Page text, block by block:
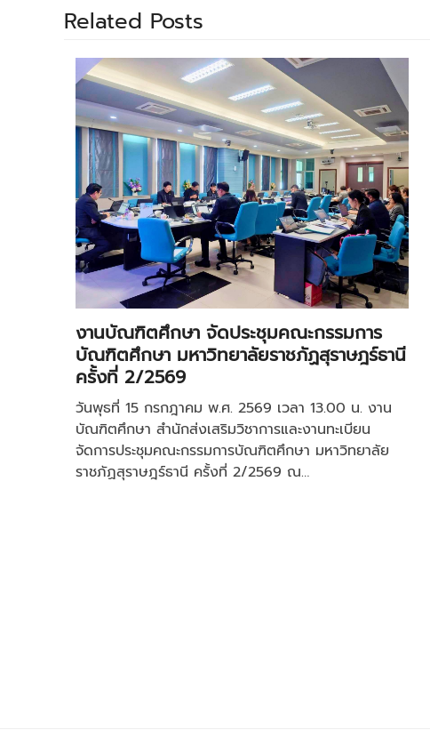
Related Posts
งานบัณฑิตศึกษา จัดประชุมคณะกรรมการ
บัณฑิตศึกษา มหาวิทยาลัยราชภัฏสุราษฎร์ธานี
ครั้งที่ 2/2569
วันพุธที่ 15 กรกฎาคม พ.ศ. 2569 เวลา 13.00 น. งาน
บัณฑิตศึกษา สำนักส่งเสริมวิชาการและงานทะเบียน
จัดการประชุมคณะกรรมการบัณฑิตศึกษา มหาวิทยาลัย
ราชภัฏสุราษฎร์ธานี ครั้งที่ 2/2569 ณ…